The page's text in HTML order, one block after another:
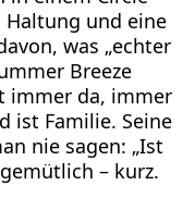
Haltung und eine
was „echter
Breeze
immer da, immer
ist Familie. Seine
nie sagen: „Ist
– kurz.